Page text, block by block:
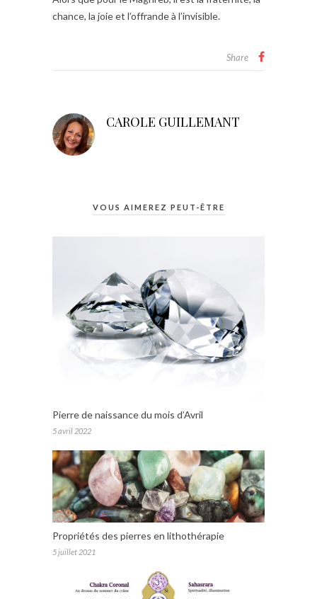
chance, la joie et l’offrande à l’invisible.
Share
CAROLE GUILLEMANT
VOUS AIMEREZ PEUT-ÊTRE
Pierre de naissance du mois d’Avril
5 avril 2022
Propriétés des pierres en lithothérapie
5 juillet 2021